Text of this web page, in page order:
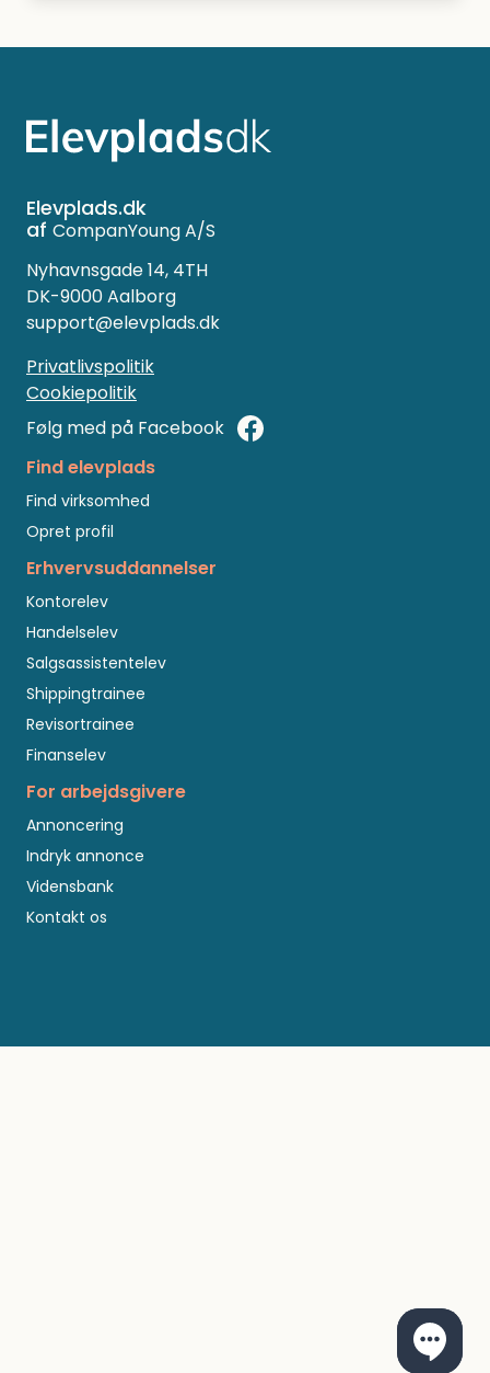
Elevplads.dk
af CompanYoung A/S
Nyhavnsgade 14, 4TH
DK-9000 Aalborg
support@elevplads.dk
Privatlivspolitik
Cookiepolitik
Følg med på Facebook
Find elevplads
Find virksomhed
Opret profil
Erhvervsuddannelser
Kontorelev
Handelselev
Salgsassistentelev
Shippingtrainee
Revisortrainee
Finanselev
For arbejdsgivere
Annoncering
Indryk annonce
Vidensbank
Kontakt os